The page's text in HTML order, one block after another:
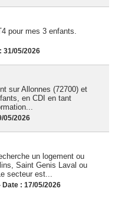
pour mes 3 enfants.
31/05/2026
sur Allonnes (72700) et
en CDI en tant
05/2026
un logement ou
Saint Genis Laval ou
secteur est...
Date : 17/05/2026